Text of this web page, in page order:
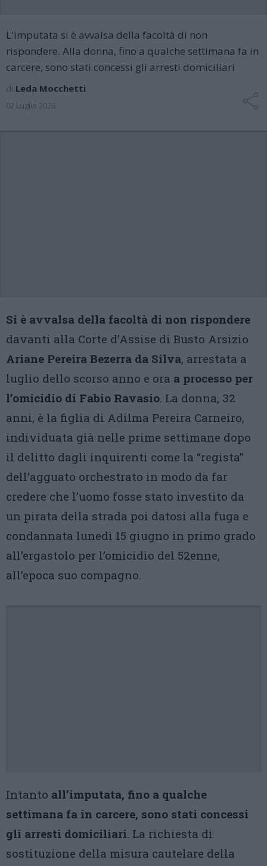
L'imputata si è avvalsa della facoltà di non
rispondere. Alla donna, fino a qualche settimana fa in
carcere, sono stati concessi gli arresti domiciliari
di Leda Mocchetti
02 Luglio 2026
Si è avvalsa della facoltà di non rispondere
davanti alla Corte d’Assise di Busto Arsizio
Ariane Pereira Bezerra da Silva, arrestata a
luglio dello scorso anno e ora a processo per
l’omicidio di Fabio Ravasio. La donna, 32
anni, è la figlia di Adilma Pereira Carneiro,
individuata già nelle prime settimane dopo
il delitto dagli inquirenti come la “regista”
dell’agguato orchestrato in modo da far
credere che l’uomo fosse stato investito da
un pirata della strada poi datosi alla fuga e
condannata lunedì 15 giugno in primo grado
all’ergastolo per l’omicidio del 52enne,
all’epoca suo compagno.
Intanto all’imputata, fino a qualche
settimana fa in carcere, sono stati concessi
gli arresti domiciliari. La richiesta di
sostituzione della misura cautelare della